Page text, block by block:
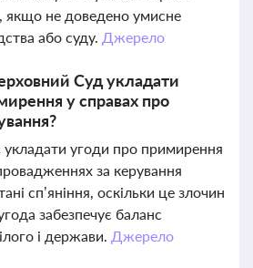
якщо не доведено умисне
або суду. Джерело
Суд укладати
у справах про
укладати угоди про примирення
за керування
сп’яніння, оскільки це злочин
забезпечує баланс
і держави. Джерело